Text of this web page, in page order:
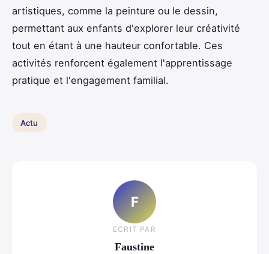
artistiques, comme la peinture ou le dessin,
permettant aux enfants d'explorer leur créativité
tout en étant à une hauteur confortable. Ces
activités renforcent également l'apprentissage
pratique et l'engagement familial.
Actu
F
ECRIT PAR
Faustine